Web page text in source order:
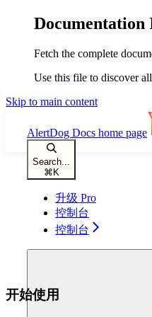
Documentation
Fetch the complete
Use this file to discover
Skip to main content
AlertDog Docs home page
Search...
⌘ K
升级 Pro
控制台
控制台
开始使用